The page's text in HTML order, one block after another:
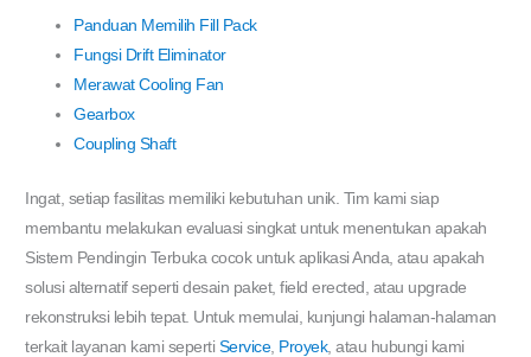
Panduan Memilih Fill Pack
Fungsi Drift Eliminator
Merawat Cooling Fan
Gearbox
Coupling Shaft
Ingat, setiap fasilitas memiliki kebutuhan unik. Tim kami siap
membantu melakukan evaluasi singkat untuk menentukan apakah
Sistem Pendingin Terbuka cocok untuk aplikasi Anda, atau apakah
solusi alternatif seperti desain paket, field erected, atau upgrade
rekonstruksi lebih tepat. Untuk memulai, kunjungi halaman-halaman
terkait layanan kami seperti Service, Proyek, atau hubungi kami